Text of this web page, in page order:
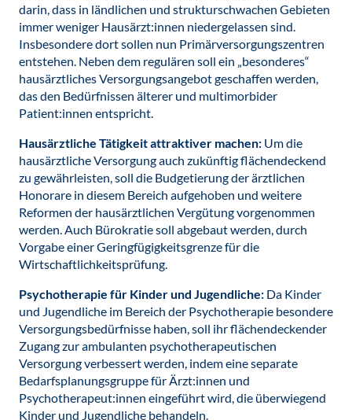
darin, dass in ländlichen und strukturschwachen Gebieten
immer weniger Hausärzt:innen niedergelassen sind.
Insbesondere dort sollen nun Primärversorgungszentren
entstehen. Neben dem regulären soll ein „besonderes“
hausärztliches Versorgungsangebot geschaffen werden,
das den Bedürfnissen älterer und multimorbider
Patient:innen entspricht.
Hausärztliche Tätigkeit attraktiver machen: Um die
hausärztliche Versorgung auch zukünftig flächendeckend
zu gewährleisten, soll die Budgetierung der ärztlichen
Honorare in diesem Bereich aufgehoben und weitere
Reformen der hausärztlichen Vergütung vorgenommen
werden. Auch Bürokratie soll abgebaut werden, durch
Vorgabe einer Geringfügigkeitsgrenze für die
Wirtschaftlichkeitsprüfung.
Psychotherapie für Kinder und Jugendliche: Da Kinder
und Jugendliche im Bereich der Psychotherapie besondere
Versorgungsbedürfnisse haben, soll ihr flächendeckender
Zugang zur ambulanten psychotherapeutischen
Versorgung verbessert werden, indem eine separate
Bedarfsplanungsgruppe für Ärzt:innen und
Psychotherapeut:innen eingeführt wird, die überwiegend
Kinder und Jugendliche behandeln.